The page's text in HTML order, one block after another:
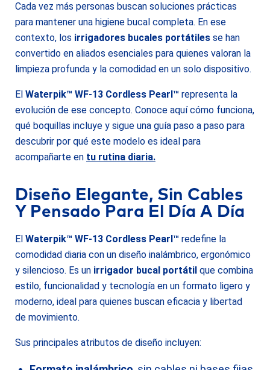
Cada vez más personas buscan soluciones prácticas
para mantener una higiene bucal completa. En ese
contexto, los irrigadores bucales portátiles se han
convertido en aliados esenciales para quienes valoran la
limpieza profunda y la comodidad en un solo dispositivo.
El Waterpik™ WF-13 Cordless Pearl™ representa la
evolución de ese concepto. Conoce aquí cómo funciona,
qué boquillas incluye y sigue una guía paso a paso para
descubrir por qué este modelo es ideal para
acompañarte en tu rutina diaria.
Diseño Elegante, Sin Cables
Y Pensado Para El Día A Día
El Waterpik™ WF-13 Cordless Pearl™ redefine la
comodidad diaria con un diseño inalámbrico, ergonómico
y silencioso. Es un irrigador bucal portátil que combina
estilo, funcionalidad y tecnología en un formato ligero y
moderno, ideal para quienes buscan eficacia y libertad
de movimiento.
Sus principales atributos de diseño incluyen: